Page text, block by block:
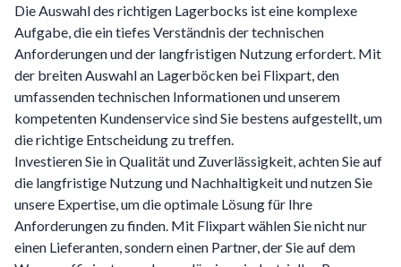
Die Auswahl des richtigen Lagerbocks ist eine komplexe
Aufgabe, die ein tiefes Verständnis der technischen
Anforderungen und der langfristigen Nutzung erfordert. Mit
der breiten Auswahl an Lagerböcken bei Flixpart, den
umfassenden technischen Informationen und unserem
kompetenten Kundenservice sind Sie bestens aufgestellt, um
die richtige Entscheidung zu treffen.
Investieren Sie in Qualität und Zuverlässigkeit, achten Sie auf
die langfristige Nutzung und Nachhaltigkeit und nutzen Sie
unsere Expertise, um die optimale Lösung für Ihre
Anforderungen zu finden. Mit Flixpart wählen Sie nicht nur
einen Lieferanten, sondern einen Partner, der Sie auf dem